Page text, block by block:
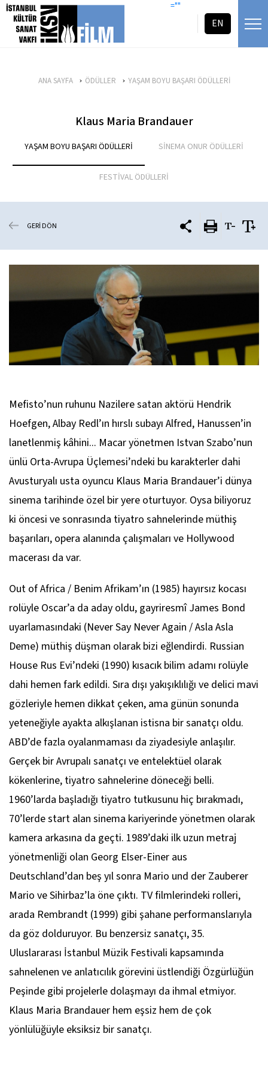
icerigi atla =""
EN
ANA SAYFA ÖDÜLLER YAŞAM BOYU BAŞARI ÖDÜLLERİ
Klaus Maria Brandauer
YAŞAM BOYU BAŞARI ÖDÜLLERİ SİNEMA ONUR ÖDÜLLERİ
FESTİVAL ÖDÜLLERİ
GERİ DÖN
Mefisto’nun ruhunu Nazilere satan aktörü Hendrik
Hoefgen,Albay Redl’ın hırslı subayı Alfred, Hanussen’in
lanetlenmiş kâhini... Macar yönetmen Istvan Szabo’nun
ünlü Orta-Avrupa Üçlemesi’ndeki bu karakterler dahi
Avusturyalı usta oyuncu Klaus Maria Brandauer’i dünya
sinema tarihinde özel bir yere oturtuyor. Oysa biliyoruz
ki öncesi ve sonrasında tiyatro sahnelerinde müthiş
başarıları, opera alanında çalışmaları ve Hollywood
macerası da var.
Out of Africa / Benim Afrikam’ın (1985) hayırsız kocası
rolüyle Oscar’a da aday oldu, gayriresmîJames Bond
uyarlamasındaki (Never Say Never Again / Asla Asla
Deme) müthiş düşman olarak bizi eğlendirdi. Russian
House Rus Evi’ndeki (1990) kısacık bilim adamı rolüyle
dahi hemen fark edildi. Sıra dışı yakışıklılığı ve delici mavi
gözleriyle hemen dikkat çeken, ama günün sonunda
yeteneğiyle ayakta alkışlanan istisna bir sanatçı oldu.
ABD’de fazla oyalanmaması da ziyadesiyle anlaşılır.
Gerçek bir Avrupalı sanatçı ve entelektüel olarak
kökenlerine, tiyatro sahnelerine döneceği belli.
1960’larda başladığı tiyatro tutkusunu hiç bırakmadı,
70’lerde start alan sinema kariyerinde yönetmen olarak
kamera arkasına da geçti. 1989’daki ilk uzun metraj
yönetmenliği olan Georg Elser-Einer aus
Deutschland’dan beş yıl sonra Mario und der Zauberer
Mario veSihirbaz’la öne çıktı. TV filmlerindeki rolleri,
arada Rembrandt (1999) gibi şahane performanslarıyla
da göz dolduruyor. Bu benzersiz sanatçı, 35.
Uluslararası İstanbul Müzik Festivali kapsamında
sahnelenen ve anlatıcılık görevini üstlendiği Özgürlüğün
Peşinde gibi projelerle dolaşmayı da ihmal etmiyor.
Klaus Maria Brandauer hem eşsiz hem de çok
yönlülüğüyle eksiksiz bir sanatçı.